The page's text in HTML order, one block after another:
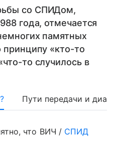
со СПИДом,
года, отмечается
памятных
принципу «кто-то
то случилось в
Пути передачи и
что ВИЧ / СПИД